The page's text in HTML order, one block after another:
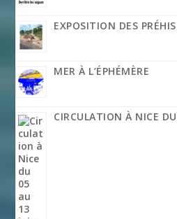
EXPOSITION DES
MER À L’ÉPHÉMÈRE
CIRCULATION À NICE